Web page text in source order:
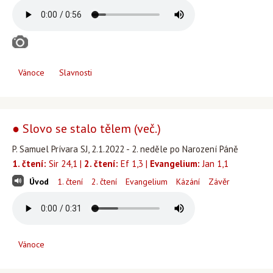
Vánoce Slavnosti
● Slovo se stalo tělem (več.)
P. Samuel Prívara SJ, 2.1.2022 - 2. neděle po Narození Páně
1. čtení: Sir 24,1 | 2. čtení: Ef 1,3 | Evangelium: Jan 1,1
Úvod 1. čtení 2. čtení Evangelium Kázání Závěr
Vánoce